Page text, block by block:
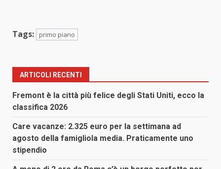
Tags: primo piano
ARTICOLI RECENTI
Fremont è la città più felice degli Stati Uniti, ecco la
classifica 2026
Care vacanze: 2.325 euro per la settimana ad
agosto della famigliola media. Praticamente uno
stipendio